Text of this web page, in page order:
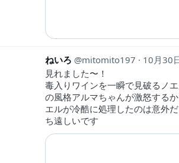
ねいろ mitomito197
10月30
見れました〜！
毒入りワインを一瞬で見破るノ
の風格アルマちゃんが激怒する
エルが冷酷に処理したのは意外
ち遠しいです